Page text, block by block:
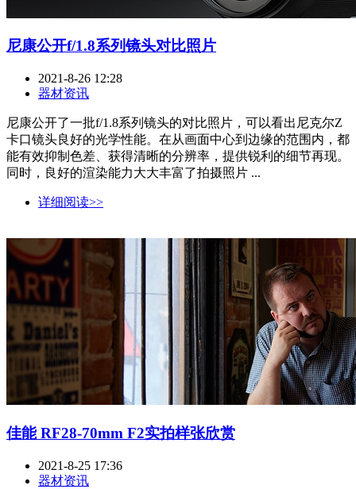
尼康公开f/1.8系列镜头对比照片
2021-8-26 12:28
器材资讯
尼康公开了一批f/1.8系列镜头的对比照片，可以看出尼克尔Z
卡口镜头良好的光学性能。在从画面中心到边缘的范围内，都
能有效抑制色差、获得清晰的分辨率，提供锐利的细节再现。
同时，良好的渲染能力大大丰富了拍摄照片 ...
详细阅读>>
佳能 RF28-70mm F2实拍样张欣赏
2021-8-25 17:36
器材资讯